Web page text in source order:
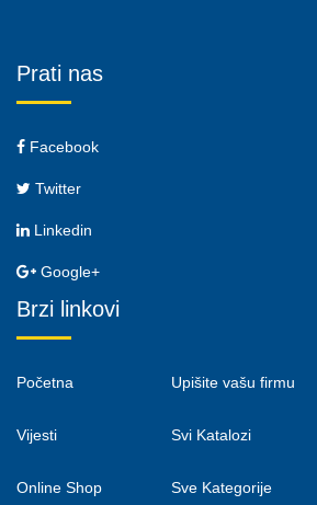
Prati nas
Facebook
Twitter
Linkedin
Google+
Brzi linkovi
Početna
Vijesti
Online Shop
Upišite vašu firmu
Svi Katalozi
Sve Kategorije